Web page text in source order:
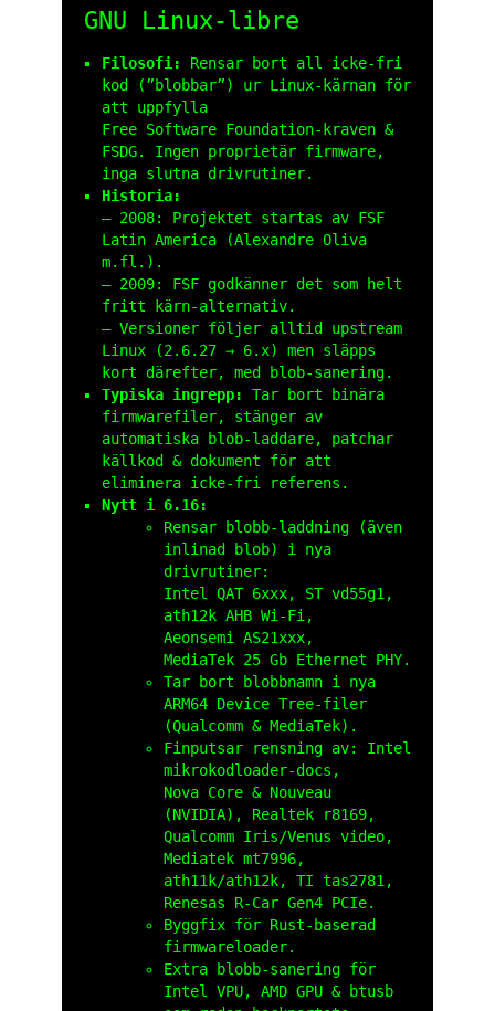
GNU Linux‑libre
Filosofi:
Rensar bort all icke‑fri
kod (”blobbar”) ur Linux‑kärnan för
att uppfylla
Free Software Foundation‑kraven &
FSDG. Ingen proprietär firmware,
inga slutna drivrutiner.
Historia:
– 2008: Projektet startas av FSF
Latin America (Alexandre Oliva
m.fl.).
– 2009: FSF godkänner det som helt
fritt kärn‑alternativ.
– Versioner följer alltid upstream
Linux (2.6.27 → 6.x) men släpps
kort därefter, med blob‑sanering.
Typiska ingrepp:
Tar bort binära
firmware­filer, stänger av
automatiska blob‑laddare, patchar
källkod & dokument för att
eliminera icke‑fri referens.
Nytt i 6.16:
Rensar blobb‑laddning (även
inlinad blob) i nya
drivrutiner:
Intel QAT 6xxx, ST vd55g1,
ath12k AHB Wi‑Fi,
Aeonsemi AS21xxx,
MediaTek 25 Gb Ethernet PHY.
Tar bort blobbnamn i nya
ARM64 Device Tree‑filer
(Qualcomm & MediaTek).
Finputsar rensning av: Intel
mikrokod­loader‑docs,
Nova Core & Nouveau
(NVIDIA), Realtek r8169,
Qualcomm Iris/Venus video,
Mediatek mt7996,
ath11k/ath12k, TI tas2781,
Renesas R‑Car Gen4 PCIe.
Byggfix för Rust‑baserad
firmware­loader.
Extra blobb‑sanering för
Intel VPU, AMD GPU & btusb